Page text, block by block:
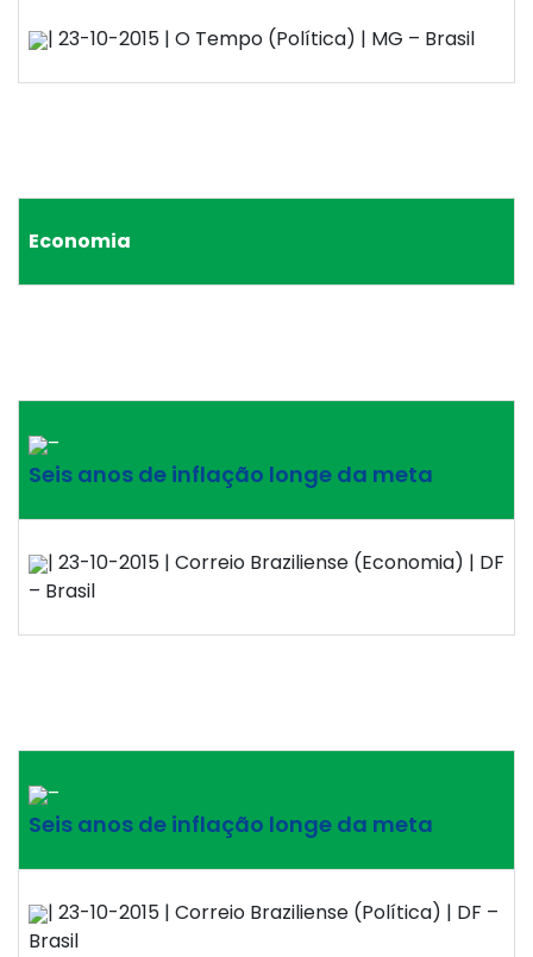
| 23-10-2015 | O Tempo (Política) | MG – Brasil
Economia
–
Seis anos de inflação longe da meta
| 23-10-2015 | Correio Braziliense (Economia) | DF
– Brasil
–
Seis anos de inflação longe da meta
| 23-10-2015 | Correio Braziliense (Política) | DF –
Brasil